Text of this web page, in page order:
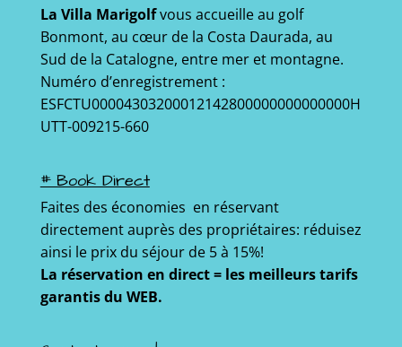
La Villa Marigolfvous accueille au golf
Bonmont, au cœur de la Costa Daurada, au
Sud de la Catalogne, entre mer et montagne.
Numéro d’enregistrement :
ESFCTU00004303200012142800000000000000H
UTT-009215-660
# Book Direct
Faites des économies en réservant
directement auprès des propriétaires: réduisez
ainsi le prix du séjour de 5 à 15%!
La réservation en direct = les meilleurs tarifs
garantis du WEB.